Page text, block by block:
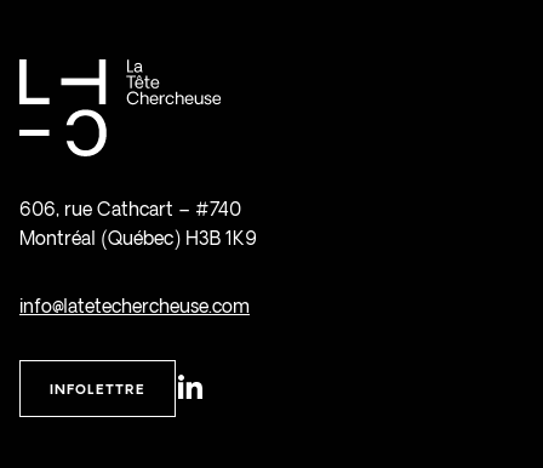
606, rue Cathcart – #740
Montréal (Québec) H3B 1K9
info@latetechercheuse.com
INFOLETTRE